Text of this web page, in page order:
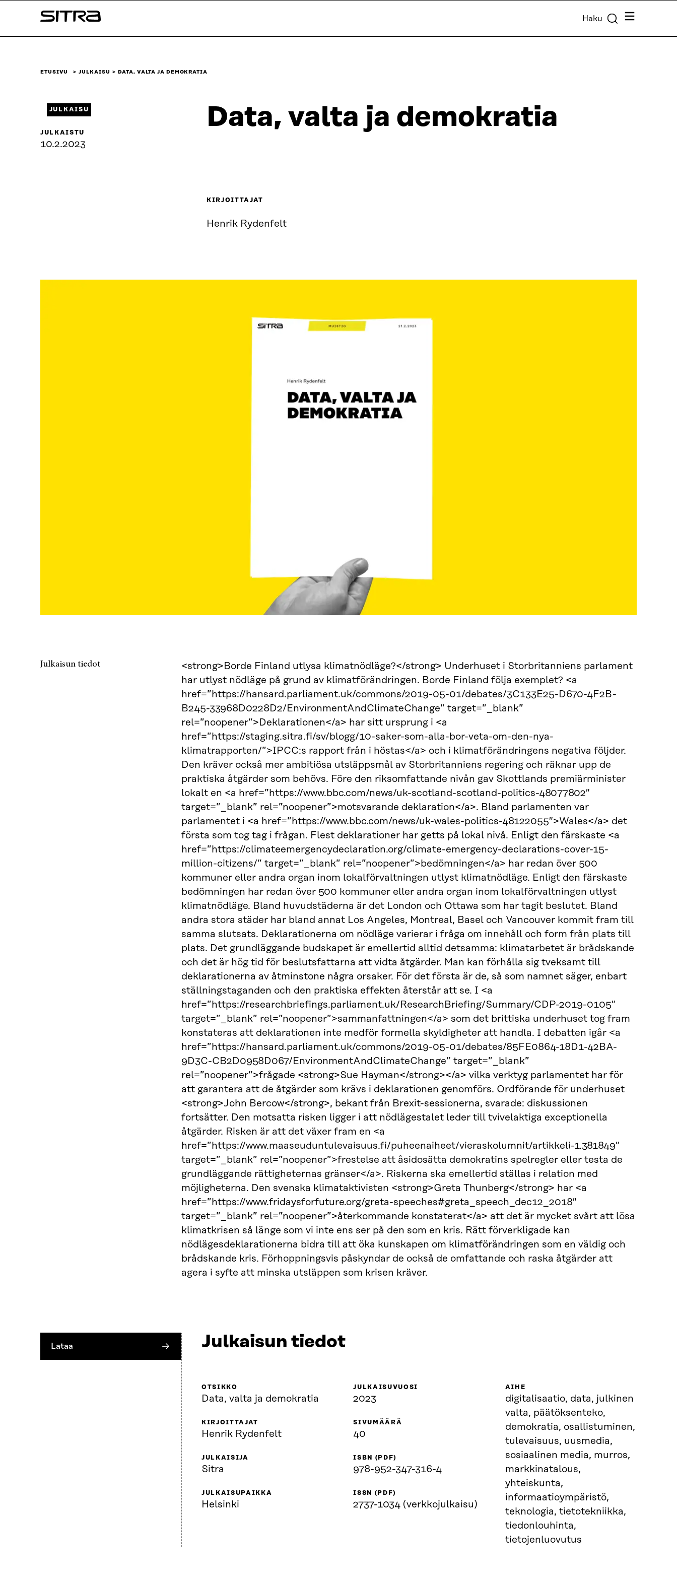
sisältöön
Sitra Haku Valikko
ETUSIVU JULKAISU DATA, VALTA JA DEMOKRATIA
Data, valta ja demokratia
JULKAISU
JULKAISTU
10.2.2023
KIRJOITTAJAT
Henrik Rydenfelt
Julkaisun tiedot
<strong>Borde Finland utlysa klimatnödläge?</strong> Underhuset i Storbritanniens parlament
har utlyst nödläge på grund av klimatförändringen. Borde Finland följa exemplet? <a
href=”https://hansard.parliament.uk/commons/2019-05-01/debates/3C133E25-D670-4F2B-
B245-33968D0228D2/EnvironmentAndClimateChange” target=”_blank”
rel=”noopener”>Deklarationen</a> har sitt ursprung i <a
href=”https://staging.sitra.fi/sv/blogg/10-saker-som-alla-bor-veta-om-den-nya-
klimatrapporten/”>IPCC:s rapport från i höstas</a> och i klimatförändringens negativa följder.
Den kräver också mer ambitiösa utsläppsmål av Storbritanniens regering och räknar upp de
praktiska åtgärder som behövs. Före den riksomfattande nivån gav Skottlands premiärminister
lokalt en <a href=”https://www.bbc.com/news/uk-scotland-scotland-politics-48077802″
target=”_blank” rel=”noopener”>motsvarande deklaration</a>. Bland parlamenten var
parlamentet i <a href=”https://www.bbc.com/news/uk-wales-politics-48122055″>Wales</a> det
första som tog tag i frågan. Flest deklarationer har getts på lokal nivå. Enligt den färskaste <a
href=”https://climateemergencydeclaration.org/climate-emergency-declarations-cover-15-
million-citizens/” target=”_blank” rel=”noopener”>bedömningen</a> har redan över 500
kommuner eller andra organ inom lokalförvaltningen utlyst klimatnödläge. Enligt den färskaste
bedömningen har redan över 500 kommuner eller andra organ inom lokalförvaltningen utlyst
klimatnödläge. Bland huvudstäderna är det London och Ottawa som har tagit beslutet. Bland
andra stora städer har bland annat Los Angeles, Montreal, Basel och Vancouver kommit fram till
samma slutsats. Deklarationerna om nödläge varierar i fråga om innehåll och form från plats till
plats. Det grundläggande budskapet är emellertid alltid detsamma: klimatarbetet är brådskande
och det är hög tid för beslutsfattarna att vidta åtgärder. Man kan förhålla sig tveksamt till
deklarationerna av åtminstone några orsaker. För det första är de, så som namnet säger, enbart
ställningstaganden och den praktiska effekten återstår att se. I <a
href=”https://researchbriefings.parliament.uk/ResearchBriefing/Summary/CDP-2019-0105″
target=”_blank” rel=”noopener”>sammanfattningen</a> som det brittiska underhuset tog fram
konstateras att deklarationen inte medför formella skyldigheter att handla. I debatten igår <a
href=”https://hansard.parliament.uk/commons/2019-05-01/debates/85FE0864-18D1-42BA-
9D3C-CB2D0958D067/EnvironmentAndClimateChange” target=”_blank”
rel=”noopener”>frågade <strong>Sue Hayman</strong></a> vilka verktyg parlamentet har för
att garantera att de åtgärder som krävs i deklarationen genomförs. Ordförande för underhuset
<strong>John Bercow</strong>, bekant från Brexit-sessionerna, svarade: diskussionen
fortsätter. Den motsatta risken ligger i att nödlägestalet leder till tvivelaktiga exceptionella
åtgärder. Risken är att det växer fram en <a
href=”https://www.maaseuduntulevaisuus.fi/puheenaiheet/vieraskolumnit/artikkeli-1.381849″
target=”_blank” rel=”noopener”>frestelse att åsidosätta demokratins spelregler eller testa de
grundläggande rättigheternas gränser</a>. Riskerna ska emellertid ställas i relation med
möjligheterna. Den svenska klimataktivisten <strong>Greta Thunberg</strong> har <a
href=”https://www.fridaysforfuture.org/greta-speeches#greta_speech_dec12_2018″
target=”_blank” rel=”noopener”>återkommande konstaterat</a> att det är mycket svårt att lösa
klimatkrisen så länge som vi inte ens ser på den som en kris. Rätt förverkligade kan
nödlägesdeklarationerna bidra till att öka kunskapen om klimatförändringen som en väldig och
brådskande kris. Förhoppningsvis påskyndar de också de omfattande och raska åtgärder att
agera i syfte att minska utsläppen som krisen kräver.
Lataa Julkaisun tiedot
OTSIKKO
Data, valta ja demokratia
KIRJOITTAJAT
Henrik Rydenfelt
JULKAISIJA
Sitra
JULKAISUPAIKKA
Helsinki
JULKAISUVUOSI
2023
SIVUMÄÄRÄ
40
ISBN (PDF)
978-952-347-316-4
ISSN (PDF)
2737-1034 (verkkojulkaisu)
AIHE
digitalisaatio, data, julkinen
valta, päätöksenteko,
demokratia, osallistuminen,
tulevaisuus, uusmedia,
sosiaalinen media, murros,
markkinatalous,
yhteiskunta,
informaatioympäristö,
teknologia, tietotekniikka,
tiedonlouhinta,
tietojenluovutus